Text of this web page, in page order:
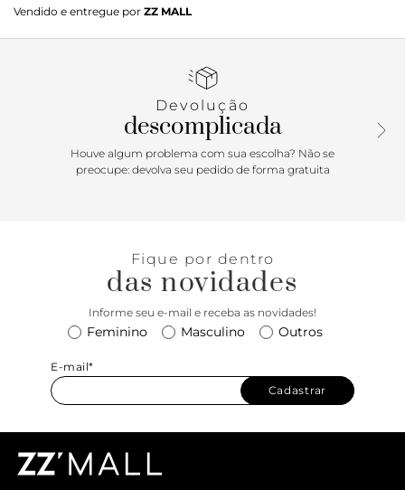
solado emborrachado com leve saltinho e bico quadrado.
De material similar ao couro com efeito metalizado, traz
confortável que segue pelas laterais e contorna o calcanhar.
afiveladas e ajustáveis sobre o peito de pé Com palmilha
nude e assinatura Anacapri, a sapatilha exibe parte do peito
do pé e o calcanhar.
ou de um look preppy. É também garantia de um toque
descolado e combina com tudo. Aposte nessa queridinha
Vendido e entregue por ZZ MALL
Devolução
descomplicada
Houve algum problema com sua escolha? Não se
preocupe: devolva seu pedido de forma gratuita
Fique por dentro
das novidades
Informe seu e-mail e receba as novidades!
Feminino Masculino Outros
E-mail*
Cadastrar